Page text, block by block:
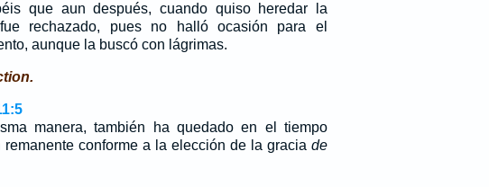
que aun después, cuando quiso heredar la
rechazado, pues no halló ocasión para el
aunque la buscó con lágrimas.
manera, también ha quedado en el tiempo
remanente conforme a la elección de la gracia de